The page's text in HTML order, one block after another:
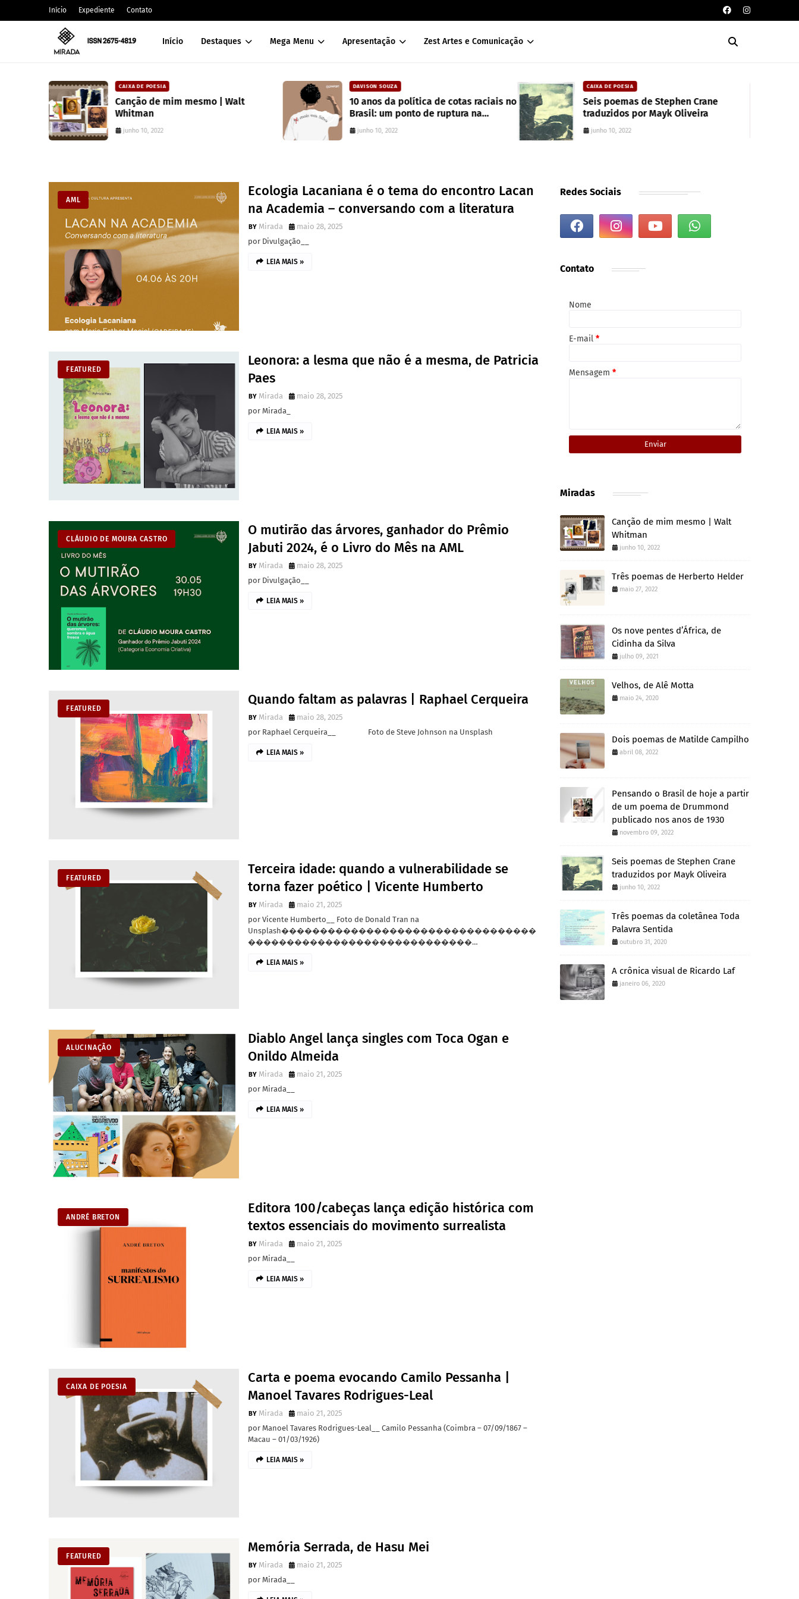
Início Expediente Contato
Início Destaques Mega Menu Apresentação Zest Artes e Comunicação
CAIXA DE POESIA
Canção de mim mesmo | Walt
Whitman
junho 10, 2022
DAVISON SOUZA
10 anos da política de cotas raciais no
Brasil: um ponto de ruptura na
colonialidade
junho 10, 2022
CAIXA DE POESIA
Seis poemas de Stephen Crane
traduzidos por Mayk Oliveira
junho 10, 2022
AML
Ecologia Lacaniana é o tema do encontro Lacan
na Academia – conversando com a literatura
Mirada
maio 28, 2025
por Divulgação__
LEIA MAIS »
FEATURED
Leonora: a lesma que não é a mesma, de Patricia
Paes
Mirada
maio 28, 2025
por Mirada_
LEIA MAIS »
CLÁUDIO DE MOURA CASTRO
O mutirão das árvores, ganhador do Prêmio
Jabuti 2024, é o Livro do Mês na AML
Mirada
maio 28, 2025
por Divulgação__
LEIA MAIS »
FEATURED
Quando faltam as palavras | Raphael Cerqueira
Mirada
maio 28, 2025
por Raphael Cerqueira__ Foto de Steve Johnson na Unsplash
LEIA MAIS »
FEATURED
Terceira idade: quando a vulnerabilidade se
torna fazer poético | Vicente Humberto
Mirada
maio 21, 2025
por Vicente Humberto__ Foto de Donald Tran na
Unsplash���������������������������������
�����������������������������…
LEIA MAIS »
ALUCINAÇÃO
Diablo Angel lança singles com Toca Ogan e
Onildo Almeida
Mirada
maio 21, 2025
por Mirada__
LEIA MAIS »
ANDRÉ BRETON
Editora 100/cabeças lança edição histórica com
textos essenciais do movimento surrealista
Mirada
maio 21, 2025
por Mirada__
LEIA MAIS »
CAIXA DE POESIA
Carta e poema evocando Camilo Pessanha |
Manoel Tavares Rodrigues-Leal
Mirada
maio 21, 2025
por Manoel Tavares Rodrigues-Leal__ Camilo Pessanha (Coimbra – 07/09/1867 –
Macau – 01/03/1926)
LEIA MAIS »
FEATURED
Memória Serrada, de Hasu Mei
Mirada
maio 21, 2025
por Mirada__
Redes Sociais
Contato
Nome
E-mail *
Mensagem *
Miradas
Canção de mim mesmo | Walt
Whitman
junho 10, 2022
Três poemas de Herberto Helder
maio 27, 2022
Os nove pentes d’África, de
Cidinha da Silva
julho 09, 2021
Velhos, de Alê Motta
maio 24, 2020
Dois poemas de Matilde Campilho
abril 08, 2022
Pensando o Brasil de hoje a partir
de um poema de Drummond
publicado nos anos de 1930
novembro 09, 2022
Seis poemas de Stephen Crane
traduzidos por Mayk Oliveira
junho 10, 2022
Três poemas da coletânea Toda
Palavra Sentida
outubro 31, 2020
A crônica visual de Ricardo Laf
janeiro 06, 2020